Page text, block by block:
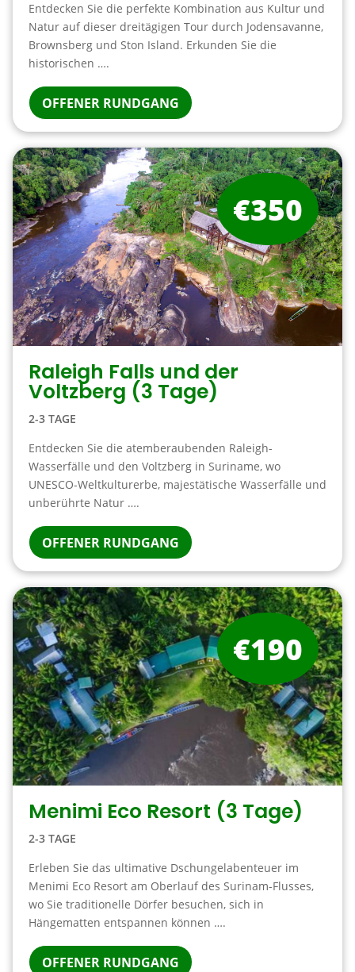
Entdecken Sie die perfekte Kombination aus Kultur und
Natur auf dieser dreitägigen Tour durch Jodensavanne,
Brownsberg und Ston Island. Erkunden Sie die
historischen ….
OFFENER RUNDGANG
Raleigh Falls und der
Voltzberg (3 Tage)
2-3 TAGE
Entdecken Sie die atemberaubenden Raleigh-
Wasserfälle und den Voltzberg in Suriname, wo
UNESCO-Weltkulturerbe, majestätische Wasserfälle und
unberührte Natur ….
OFFENER RUNDGANG
€350
Menimi Eco Resort (3 Tage)
2-3 TAGE
Erleben Sie das ultimative Dschungelabenteuer im
Menimi Eco Resort am Oberlauf des Surinam-Flusses,
wo Sie traditionelle Dörfer besuchen, sich in
Hängematten entspannen können ….
OFFENER RUNDGANG
€190